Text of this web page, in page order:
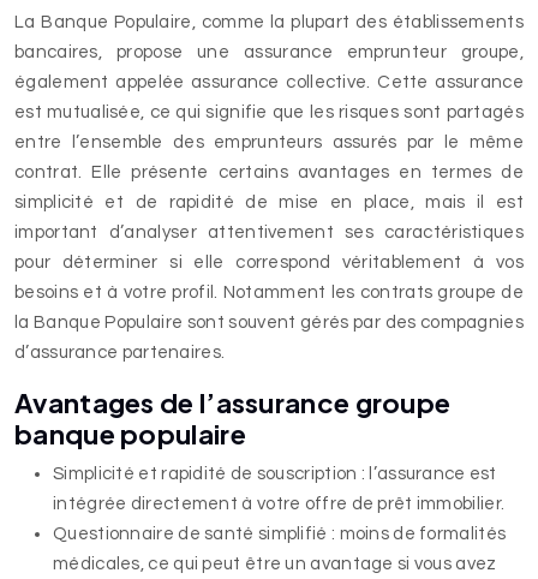
La Banque Populaire, comme la plupart des établissements
bancaires, propose une assurance emprunteur groupe,
également appelée assurance collective. Cette assurance
est mutualisée, ce qui signifie que les risques sont partagés
entre l’ensemble des emprunteurs assurés par le même
contrat. Elle présente certains avantages en termes de
simplicité et de rapidité de mise en place, mais il est
important d’analyser attentivement ses caractéristiques
pour déterminer si elle correspond véritablement à vos
besoins et à votre profil. Notamment les contrats groupe de
la Banque Populaire sont souvent gérés par des compagnies
d’assurance partenaires.
Avantages de l’assurance groupe
banque populaire
Simplicité et rapidité de souscription : l’assurance est
intégrée directement à votre offre de prêt immobilier.
Questionnaire de santé simplifié : moins de formalités
médicales, ce qui peut être un avantage si vous avez